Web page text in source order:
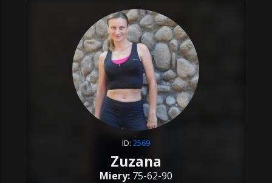
ID: 2569
Zuzana
Miery:75-62-90